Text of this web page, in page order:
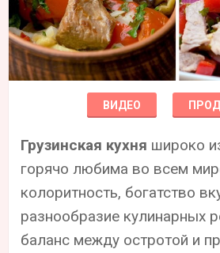
ВИДЕО
Грузинская кухня широко
горячо любима во всем
колоритность, богатство
разнообразие кулинарных
баланс между остротой и